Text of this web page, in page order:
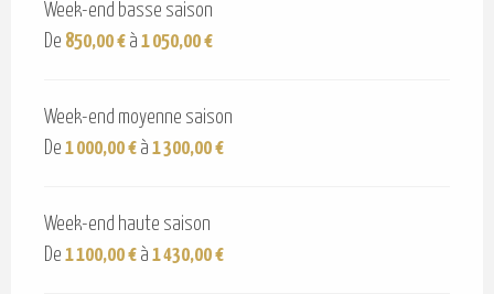
Week-end basse saison
De 850,00 € à 1 050,00 €
Week-end moyenne saison
De 1 000,00 € à 1 300,00 €
Week-end haute saison
De 1 100,00 € à 1 430,00 €